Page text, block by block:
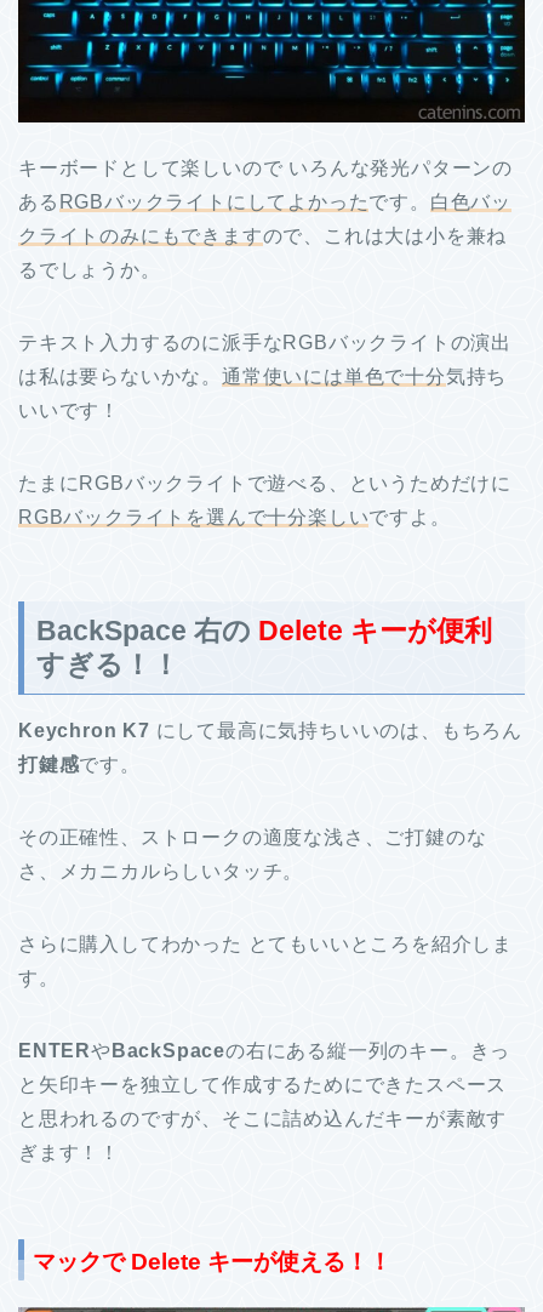
キーボードとして楽しいので いろんな発光パターンの
ある RGBバックライトにしてよかったです。 白色バッ
クライトのみにもできますので、これは大は小を兼ね
るでしょうか。
テキスト入力するのに派手なRGBバックライトの演出
は私は要らないかな。 通常使いには単色で十分気持ち
いいです！
たまにRGBバックライトで遊べる、というためだけに
RGBバックライトを選んで十分楽しいですよ。
BackSpace 右の Delete キーが便利
すぎる！！
Keychron K7 にして最高に気持ちいいのは、もちろん
打鍵感です。
その正確性、ストロークの適度な浅さ、ご打鍵のな
さ、メカニカルらしいタッチ。
さらに購入してわかった とてもいいところを紹介しま
す。
ENTERや BackSpaceの右にある縦一列のキー。きっ
と矢印キーを独立して作成するためにできたスペース
と思われるのですが、そこに詰め込んだキーが素敵す
ぎます！！
マックで Delete キーが使える！！